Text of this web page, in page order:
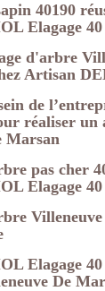
40190
Elagage 40
d'arbre
Artisan
de
réaliser
Marsan
pas cher
Elagage 40
Elagage 40
De